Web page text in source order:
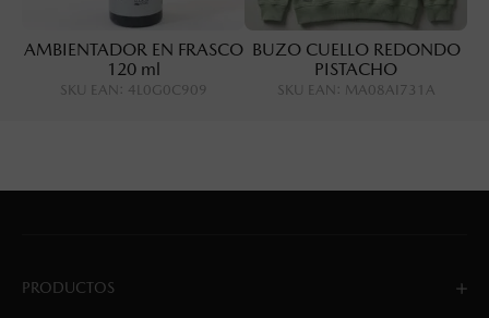
AMBIENTADOR EN FRASCO
120 ml
SKU EAN : 4L0G0C909
BUZO CUELLO REDONDO
PISTACHO
SKU EAN : MA08AI731A
PRODUCTOS